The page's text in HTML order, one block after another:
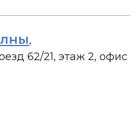
,
62/21, этаж 2, офис